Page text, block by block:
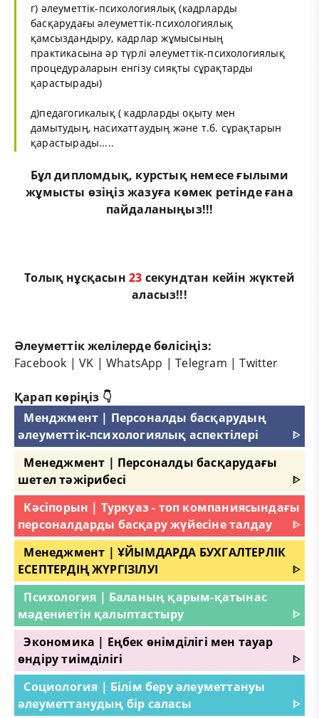
г) әлеуметтік-психологиялық (кадрларды
басқарудағы әлеуметтік-психологиялық
қамсыздандыру, кадрлар жұмысының
практикасына әр түрлі әлеуметтік-психологиялық
процедураларын енгізу сияқты сұрақтарды
қарастырады)
д)педагогикалық ( кадрларды оқыту мен
дамытудың, насихаттаудың және т.б. сұрақтарын
қарастырады.....
Бұлдипломдық, курстықнемесеғылыми
жұмысты өзіңіз жазуға көмек ретінде ғана
пайдаланыңыз!!!
Толық нұсқасын22 секундтан кейін жүктей
аласыз!!!
Әлеуметтік желілерде бөлісіңіз:
Facebook |VK |WhatsApp |Telegram |Twitter
Қарап көріңіз 👇
Менджмент | Персоналды басқарудың
әлеуметтік-психологиялық аспектілері
ᐈ
Менеджмент | Персоналды басқарудағы
шетел тәжірибесі
ᐈ
Кәсіпорын | Туркуаз - топ компаниясындағы
персоналдарды басқару жүйесіне талдау
ᐈ
Менеджмент | ҰЙЫМДАРДА БУХГАЛТЕРЛІК
ЕСЕПТЕРДІҢ ЖҮРГІЗІЛУІ
ᐈ
Психология | Баланың қарым-қатынас
мәдениетін қалыптастыру
ᐈ
Экономика | Еңбек өнімділігі мен тауар
өндіру тиімділігі
ᐈ
Социология | Білім беру әлеуметтануы
әлеуметтанудың бір саласы
ᐈ